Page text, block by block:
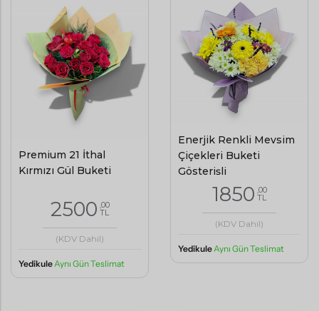
Premium 21 İthal
Kırmızı Gül Buketi
2500 ,00
TL
(KDV Dahil)
YedikuleAynı Gün Teslimat
Enerjik Renkli Mevsim
Çiçekleri Buketi
Gösterişli
1850 ,00
TL
(KDV Dahil)
Yedikule Aynı Gün Teslimat